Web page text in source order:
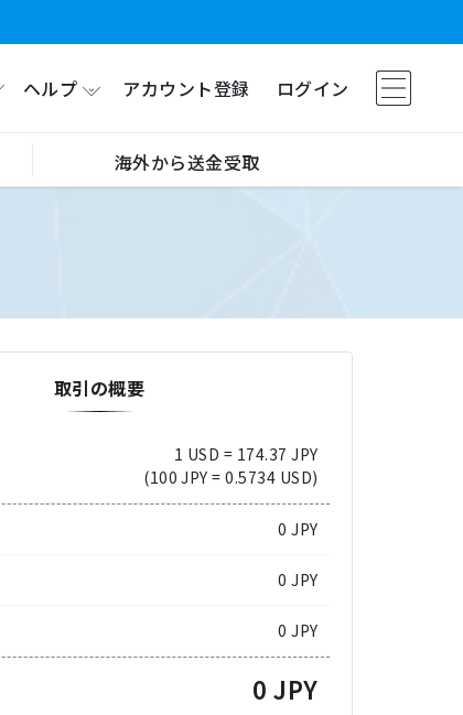
ヘルプ アカウント登録 ログイン
海外から送金受取
取引の概要
1 USD = 174.37 JPY
(100 JPY = 0.5734 USD)
0 JPY
0 JPY
0 JPY
0 JPY